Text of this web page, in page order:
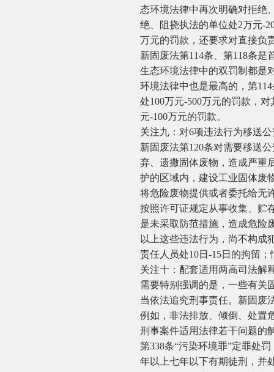
态环境法律中再次明确对拒绝
绝、阻挠执法的单位处2万元-
万元的罚款，还要求对直接负
新固废法第114条、第118条
生态环境法律中的双罚制都是
环境法律中也是最高的，第
处100万元-500万元的罚款，
元-100万元的罚款。
关注九：对6项违法行为移送
新固废法第120条对需要移送
弃、遗撒固体废物，造成严重
护的区域内，建设工业固体废
将危险废物提供或者委托给无
按照许可证规定从事收集、贮
是未采取防范措施，造成危险
以上这些违法行为，尚不构成
责任人员处10日-15日的拘留
关注十：配套适用两高司法解
需要特别强调的是，一些有关
当依法追究刑事责任。新固废
例如，非法排放、倾倒、处置
刑事案件适用法律若干问题的
第338条“污染环境罪”定罪处
年以上七年以下有期徒刑，并